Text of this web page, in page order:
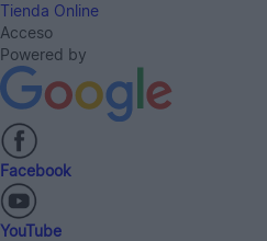
Tienda Online
Acceso
Powered by
Facebook
YouTube